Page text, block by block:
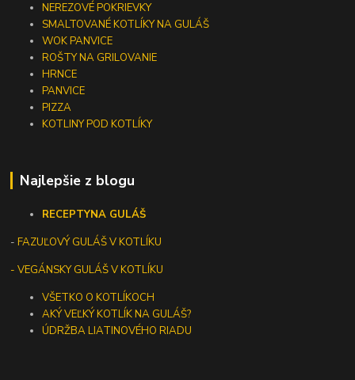
NEREZOVÉ POKRIEVKY
SMALTOVANÉ KOTLÍKY NA GULÁŠ
WOK PANVICE
ROŠTY NA GRILOVANIE
HRNCE
PANVICE
PIZZA
KOTLINY POD KOTLÍKY
Najlepšie z blogu
RECEPTYNA GULÁŠ
-FAZUĽOVÝ GULÁŠ V KOTLÍKU
- VEGÁNSKY GULÁŠ V KOTLÍKU
VŠETKO O KOTLÍKOCH
AKÝ VEĽKÝ KOTLÍK NA GULÁŠ?
ÚDRŽBA LIATINOVÉHO RIADU